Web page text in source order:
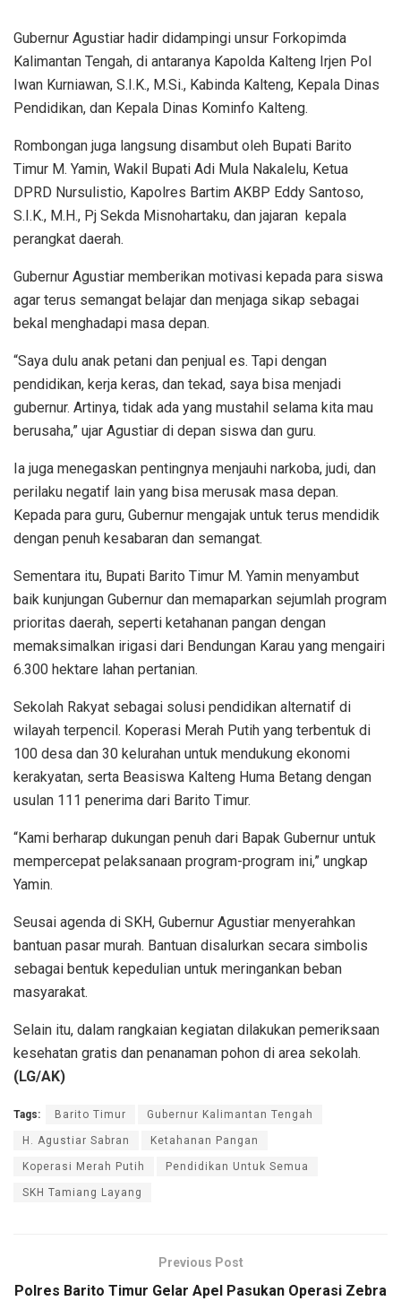
Gubernur Agustiar hadir didampingi unsur Forkopimda
Kalimantan Tengah, di antaranya Kapolda Kalteng Irjen Pol
Iwan Kurniawan, S.I.K., M.Si., Kabinda Kalteng, Kepala Dinas
Pendidikan, dan Kepala Dinas Kominfo Kalteng.
Rombongan juga langsung disambut oleh Bupati Barito
Timur M. Yamin, Wakil Bupati Adi Mula Nakalelu, Ketua
DPRD Nursulistio, Kapolres Bartim AKBP Eddy Santoso,
S.I.K., M.H., Pj Sekda Misnohartaku, dan jajaran kepala
perangkat daerah.
Gubernur Agustiar memberikan motivasi kepada para siswa
agar terus semangat belajar dan menjaga sikap sebagai
bekal menghadapi masa depan.
“Saya dulu anak petani dan penjual es. Tapi dengan
pendidikan, kerja keras, dan tekad, saya bisa menjadi
gubernur. Artinya, tidak ada yang mustahil selama kita mau
berusaha,” ujar Agustiar di depan siswa dan guru.
Ia juga menegaskan pentingnya menjauhi narkoba, judi, dan
perilaku negatif lain yang bisa merusak masa depan.
Kepada para guru, Gubernur mengajak untuk terus mendidik
dengan penuh kesabaran dan semangat.
Sementara itu, Bupati Barito Timur M. Yamin menyambut
baik kunjungan Gubernur dan memaparkan sejumlah program
prioritas daerah, seperti ketahanan pangan dengan
memaksimalkan irigasi dari Bendungan Karau yang mengairi
6.300 hektare lahan pertanian.
Sekolah Rakyat sebagai solusi pendidikan alternatif di
wilayah terpencil. Koperasi Merah Putih yang terbentuk di
100 desa dan 30 kelurahan untuk mendukung ekonomi
kerakyatan, serta Beasiswa Kalteng Huma Betang dengan
usulan 111 penerima dari Barito Timur.
“Kami berharap dukungan penuh dari Bapak Gubernur untuk
mempercepat pelaksanaan program-program ini,” ungkap
Yamin.
Seusai agenda di SKH, Gubernur Agustiar menyerahkan
bantuan pasar murah. Bantuan disalurkan secara simbolis
sebagai bentuk kepedulian untuk meringankan beban
masyarakat.
Selain itu, dalam rangkaian kegiatan dilakukan pemeriksaan
kesehatan gratis dan penanaman pohon di area sekolah.
(LG/AK)
Tags: Barito Timur Gubernur Kalimantan Tengah
H. Agustiar Sabran Ketahanan Pangan
Koperasi Merah Putih Pendidikan Untuk Semua
SKH Tamiang Layang
Previous Post
Polres Barito Timur Gelar Apel Pasukan Operasi Zebra